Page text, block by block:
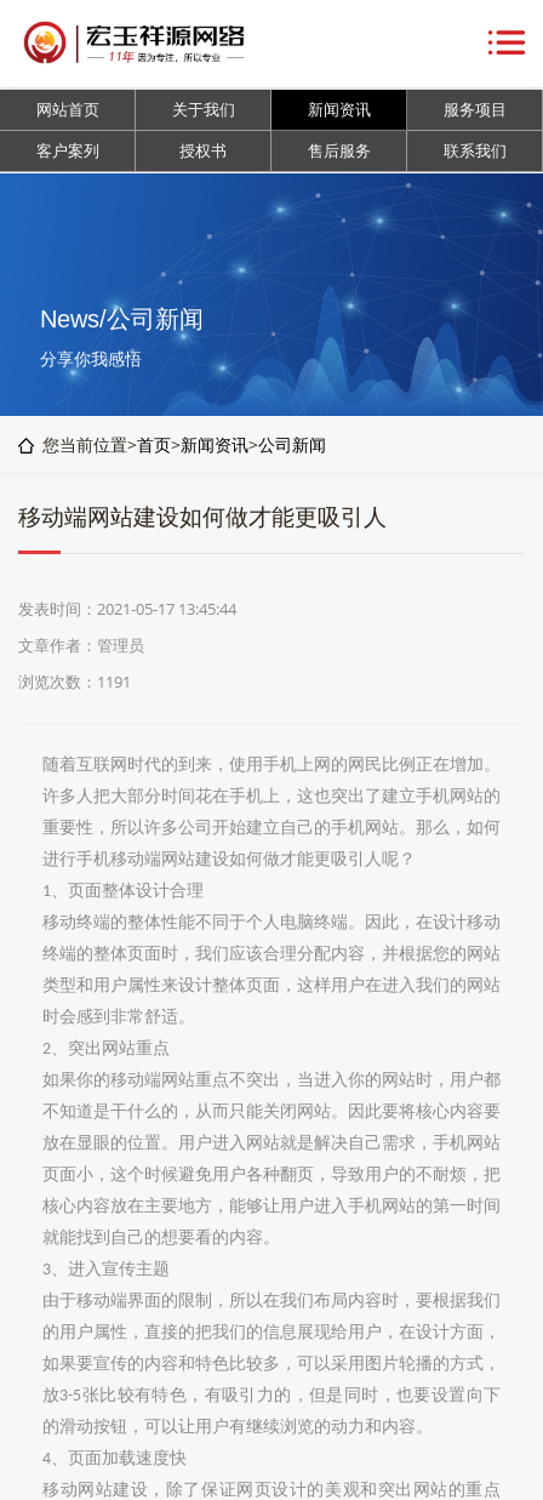
站
首
关
于
新
列
书
后
务
联
我
网站首页 关于我们 新闻资讯
服务项目
客户案列
授权书 售后服务 联系我们
News/公司新闻
分享你我感悟
您当前位置>首页>新闻资讯>公司新闻
移动端网站建设如何做才能更吸引人
发表时间：2021-05-17 13:45:44
文章作者：管理员
浏览次数：1191
随着互联网时代的到来，使用手机上网的网民比例正在增加。
许多人把大部分时间花在手机上，这也突出了建立手机网站的
重要性，所以许多公司开始建立自己的手机网站。那么，如何
进行手机移动端网站建设如何做才能更吸引人呢？
1、页面整体设计合理
移动终端的整体性能不同于个人电脑终端。因此，在设计移动
终端的整体页面时，我们应该合理分配内容，并根据您的网站
类型和用户属性来设计整体页面，这样用户在进入我们的网站
时会感到非常舒适。
2、突出网站重点
如果你的移动端网站重点不突出，当进入你的网站时，用户都
不知道是干什么的，从而只能关闭网站。
因此要将核心内容要
放在显眼的位置。用户进入网站就是解决自己需求，手机网站
页面小，这个时候避免用户各种翻页，导致用户的不耐烦，把
核心内容放在主要地方，能够让用户进入手机网站的第一时间
就能找到自己的想要看的内容。
3、进入宣传主题
由于移动端界面的限制，所以在我们布局内容时，要根据我们
的用户属性，直接的把我们的信息展现给用户，在设计方面，
如果要宣传的内容和特色比较多，可以采用图片轮播的方式，
放3-5张比较有特色，有吸引力的，但是同时，也要设置向下
的滑动按钮，可以让用户有继续浏览的动力和内容。
4、页面加载速度快
移动网站建设，除了保证网页设计的美观和突出网站的重点